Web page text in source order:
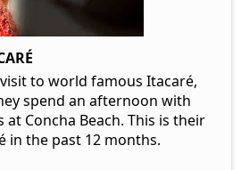
to world famous Itacaré,
spend an afternoon with
Concha Beach. This is their
in the past 12 months.